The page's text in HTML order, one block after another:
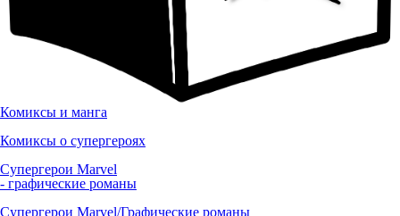
Комиксы и манга
Комиксы о супергероях
Супергерои Marvel
- графические романы
Супергерои Marvel/Графические романы